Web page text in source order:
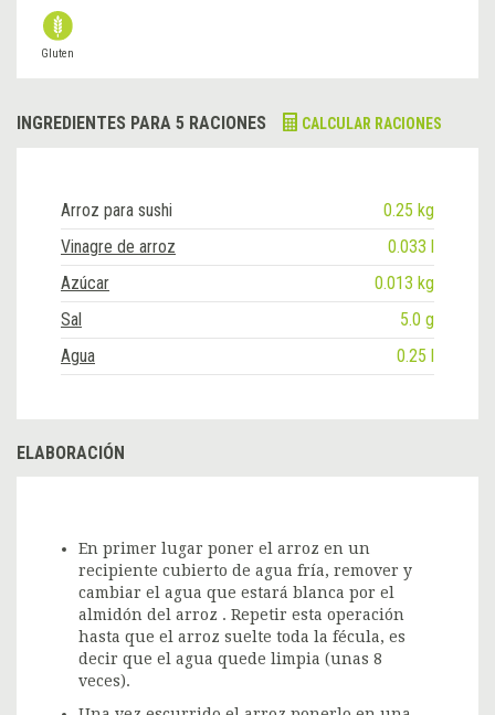
Gluten
INGREDIENTES PARA 5 RACIONES CALCULAR RACIONES
Arroz para sushi
0.25 kg
Vinagre de arroz
0.033 l
Azúcar
0.013 kg
Sal
5.0 g
Agua
0.25 l
ELABORACIÓN
En primer lugar poner el arroz en un
recipiente cubierto de agua fría, remover y
cambiar el agua que estará blanca por el
almidón del arroz . Repetir esta operación
hasta que el arroz suelte toda la fécula, es
decir que el agua quede limpia (unas 8
veces).